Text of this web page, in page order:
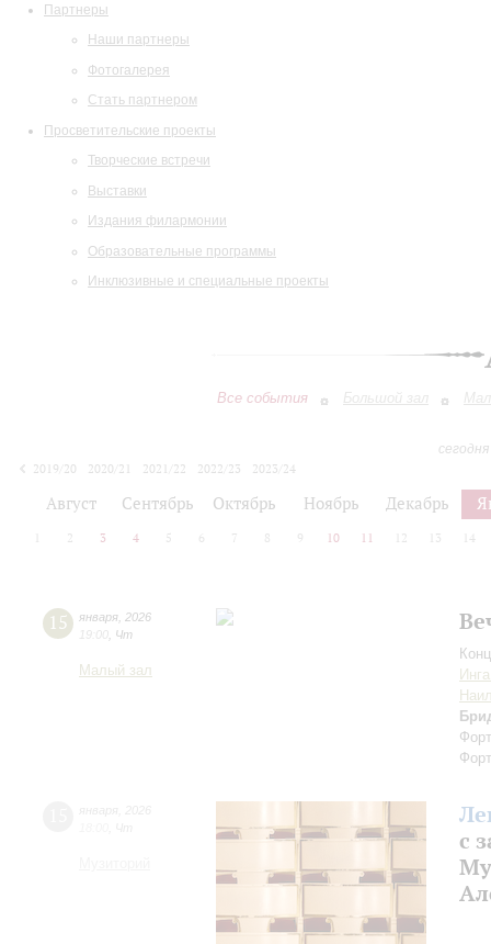
Партнеры
Наши партнеры
Фотогалерея
Стать партнером
Просветительские проекты
Творческие встречи
Выставки
Издания филармонии
Образовательные программы
Инклюзивные и специальные проекты
Все события Большой зал
2019/20
2020/21 2021/22 2022/23
2023/24
Август Сентябрь Октябрь Ноябрь Декабрь
2 3 4 5 6 7 8 9 10 11 12 13 14
15 января 2026
19:00 Чт
Малый зал
с